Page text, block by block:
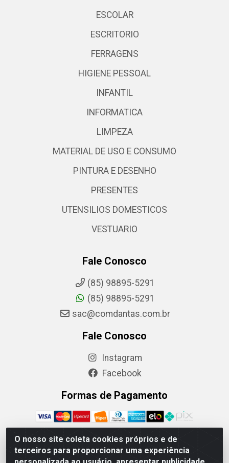
O nosso site coleta cookies próprios e de
terceiros para proporcionar uma experiência
ESCOLAR
ESCRITORIO
FERRAGENS
HIGIENE PESSOAL
INFANTIL
INFORMATICA
LIMPEZA
MATERIAL DE USO E CONSUMO
PINTURA E DESENHO
PRESENTES
UTENSILIOS DOMESTICOS
VESTUARIO
Fale Conosco
(85) 98895-5291
(85) 98895-5291
sac@comdantas.com.br
Fale Conosco
Instagram
Facebook
Formas de Pagamento
Rafael & Dantas LTDA - Rua Floriano Peixoto, 137- Centro,